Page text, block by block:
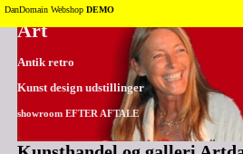
Tilbage til toppen
Art
Antik retro
Kunst design udstillinger
showroom EFTER AFTALE
DanDomain Webshop DEMO